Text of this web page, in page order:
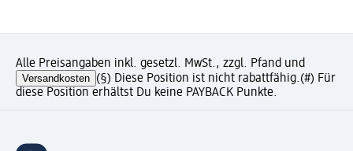
Alle Preisangaben inkl. gesetzl. MwSt., zzgl. Pfand und
Versandkosten (§) Diese Position ist nicht rabattfähig.(#) Für
diese Position erhältst Du keine PAYBACK Punkte.